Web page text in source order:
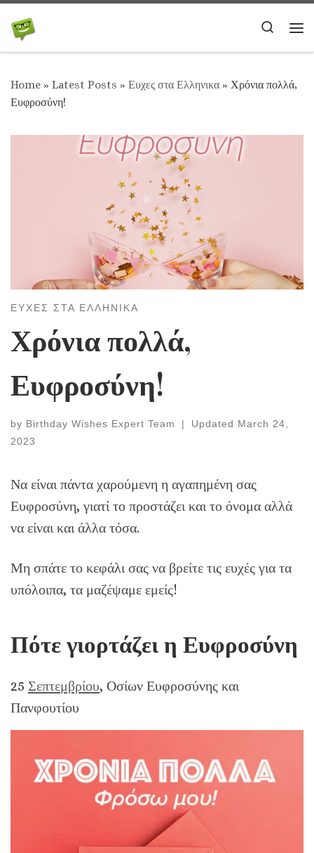
Skip to content
Search
Home » Latest Posts » Ευχες στα Ελληνικα » Χρόνια πολλά,
Ευφροσύνη!
ΕΥΧΕΣ ΣΤΑ ΕΛΛΗΝΙΚΑ
Χρόνια πολλά,
Ευφροσύνη!
by Birthday Wishes Expert Team | Updated March 24,
2023
Να είναι πάντα χαρούμενη η αγαπημένη σας
Ευφροσύνη, γιατί το προστάζει και το όνομα αλλά
να είναι και άλλα τόσα.
Μη σπάτε το κεφάλι σας να βρείτε τις ευχές για τα
υπόλοιπα, τα μαζέψαμε εμείς!
Πότε γιορτάζει η Ευφροσύνη
25 Σεπτεμβρίου, Οσίων Ευφροσύνης και
Πανφουτίου